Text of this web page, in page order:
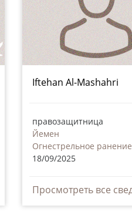
Iftehan Al-Mashahri
правозащитница
Йемен
Огнестрельное ранение
18/09/2025